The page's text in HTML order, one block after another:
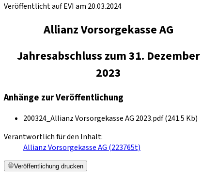
Veröffentlicht auf EVI am 20.03.2024
Allianz Vorsorgekasse AG
Jahresabschluss zum 31. Dezember
2023
Anhänge zur Veröffentlichung
200324_Allianz Vorsorgekasse AG 2023.pdf (241.5 Kb)
Verantwortlich für den Inhalt:
Allianz Vorsorgekasse AG (223765t)
Veröffentlichung drucken